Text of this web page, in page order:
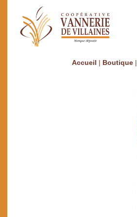
Accueil | Boutique|